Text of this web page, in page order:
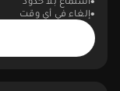
إلغاء في أي وقت